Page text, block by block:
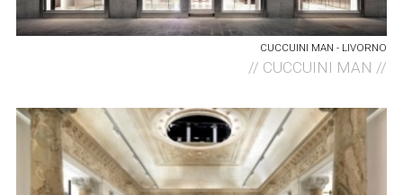
CUCCUINI MAN - LIVORNO
// CUCCUINI MAN //